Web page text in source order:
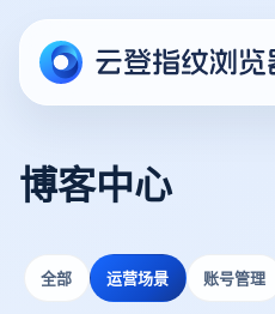
博客中心
全部 运营场景 账号管理